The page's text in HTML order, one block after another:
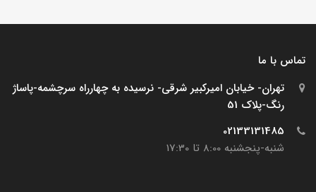
تماس با ما
تهران- خیابان امیرکبیر شرقی- نرسیده به چهارراه سرچشمه-پاساژ
رنگ-پلاک 51
02133131485
شنبه-پنجشنبه 8:00 تا 17:30